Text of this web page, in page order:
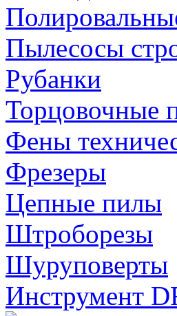
Пылесосы
Рубанки
Торцовочные
Фены
Фрезеры
Цепные пилы
Штроборезы
Шуруповерты
Инструмент